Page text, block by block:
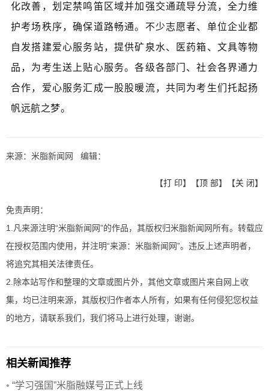
化改善， 划定禁鸣笛区域并加强交通疏导分流，全力维
护考场秩序，确保道路畅通。不少志愿者、单位企业都
自发搭建爱心服务站，提供矿泉水、医药箱、文具等物
品，为考生送上贴心服务。各级各部门、社会各界通力
合作，爱心服务汇成一股股暖流，共同为考生们托起扬
帆远航之梦。
来源：米脂新闻网 编辑：
【打 印】【顶 部】【关 闭】
免责声明：
1.凡来源注明“米脂新闻网”的作品，其版权归米脂新闻网所有。转载应
在授权范围内使用，并注明“来源：米脂新闻网”。违反上述声明者，
将追究其相关法律责任。
2.除本站写作和整理的文章或图片外，其他文章或图片来自网上收
集，均已注明来源，其版权归作者本人所有，如果有任何侵犯您权益
的地方，请联系我们，我们将马上进行处理，谢谢。
相关新闻推荐
• “学习强国”米脂融媒号正式上线